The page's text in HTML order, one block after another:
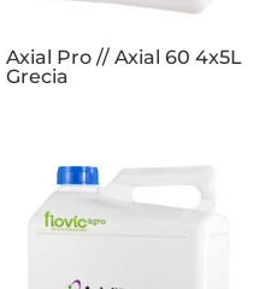
Axial Pro // Axial 60 4x5L
Grecia